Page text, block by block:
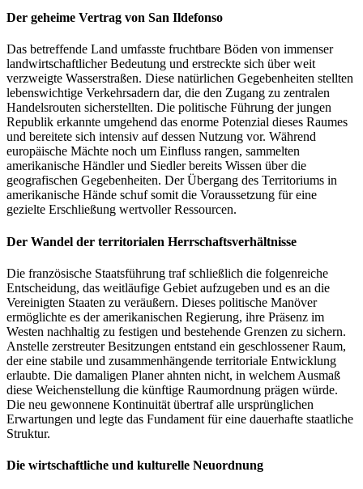
Der geheime Vertrag von San Ildefonso
Das betreffende Land umfasste fruchtbare Böden von immenser
landwirtschaftlicher Bedeutung und erstreckte sich über weit
verzweigte Wasserstraßen. Diese natürlichen Gegebenheiten stellten
lebenswichtige Verkehrsadern dar, die den Zugang zu zentralen
Handelsrouten sicherstellten. Die politische Führung der jungen
Republik erkannte umgehend das enorme Potenzial dieses Raumes
und bereitete sich intensiv auf dessen Nutzung vor. Während
europäische Mächte noch um Einfluss rangen, sammelten
amerikanische Händler und Siedler bereits Wissen über die
geografischen Gegebenheiten. Der Übergang des Territoriums in
amerikanische Hände schuf somit die Voraussetzung für eine
gezielte Erschließung wertvoller Ressourcen.
Der Wandel der territorialen Herrschaftsverhältnisse
Die französische Staatsführung traf schließlich die folgenreiche
Entscheidung, das weitläufige Gebiet aufzugeben und es an die
Vereinigten Staaten zu veräußern. Dieses politische Manöver
ermöglichte es der amerikanischen Regierung, ihre Präsenz im
Westen nachhaltig zu festigen und bestehende Grenzen zu sichern.
Anstelle zerstreuter Besitzungen entstand ein geschlossener Raum,
der eine stabile und zusammenhängende territoriale Entwicklung
erlaubte. Die damaligen Planer ahnten nicht, in welchem Ausmaß
diese Weichenstellung die künftige Raumordnung prägen würde.
Die neu gewonnene Kontinuität übertraf alle ursprünglichen
Erwartungen und legte das Fundament für eine dauerhafte staatliche
Struktur.
Die wirtschaftliche und kulturelle Neuordnung